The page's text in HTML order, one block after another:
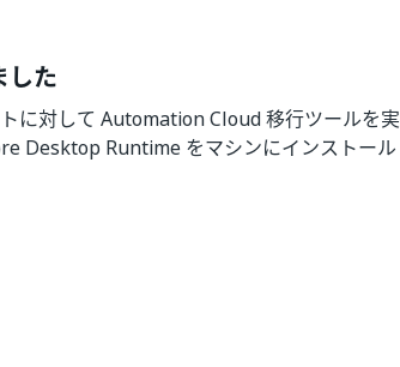
した
に対して Automation Cloud 移行ツールを実
Desktop Runtime をマシンにインストール